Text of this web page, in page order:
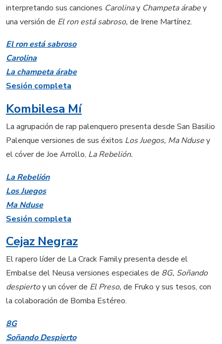
interpretando sus canciones Carolinay Champeta árabey
una versión de El ron está sabroso, de Irene Martínez.
El ron está sabroso
Carolina
La champeta árabe
Sesión completa
Kombilesa Mí
La agrupación de rap palenquero presenta desde San Basilio
Palenque versiones de sus éxitos Los Juegos, Ma Ndusey
el cóver de Joe Arrollo, La Rebelión.
La Rebelión
Los Juegos
Ma Nduse
Sesión completa
Cejaz Negraz
El rapero líder de La Crack Family presenta desde el
Embalse del Neusa versiones especiales de 8G, Soñando
despiertoy un cóver de El Preso, de Fruko y sus tesos, con
la colaboración de Bomba Estéreo.
8G
Soñando Despierto